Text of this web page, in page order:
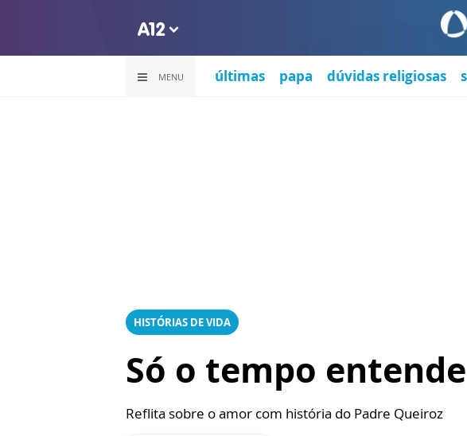
MENU últimas papa dúvidas religiosas
HISTÓRIAS DE VIDA
Só o tempo
Reflita sobre o amor com história do Padre Queiroz